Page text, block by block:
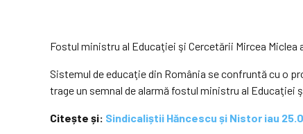
Fostul ministru al Educaţiei şi Cercetării Mircea
Sistemul de educaţie din România se confruntă cu o
trage un semnal de alarmă fostul ministru al Educaţiei
Citește și: Sindicaliștii Hăncescu și Nistor iau